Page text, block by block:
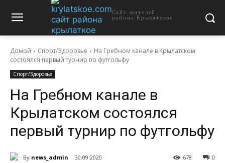
Сайт жителей
района Крылатское
Домой Спорт/Здоровье
На Гребном канале в Крылатском
состоялся первый турнир по футгольфу
Спорт/Здоровье
На Гребном канале в
Крылатском состоялся
первый турнир по футгольфу
By news_admin 30.09.2020 0
678